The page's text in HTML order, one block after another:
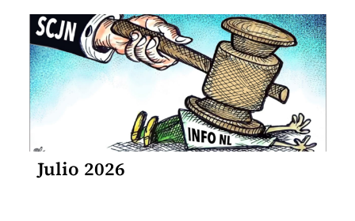
Julio 2026